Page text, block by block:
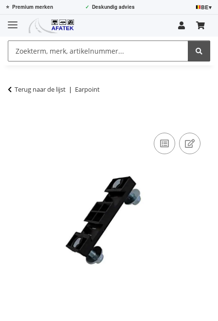
⭐ Premium merken ✓ Deskundig advies BE▾
Terug naar de lijst Earpoint